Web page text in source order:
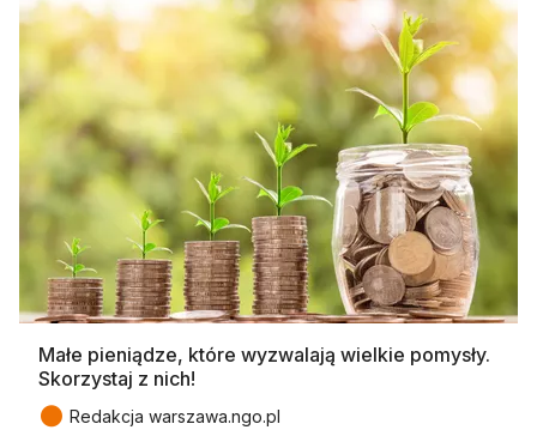
Małe pieniądze, które wyzwalają wielkie pomysły.
Skorzystaj z nich!
● Redakcja warszawa.ngo.pl